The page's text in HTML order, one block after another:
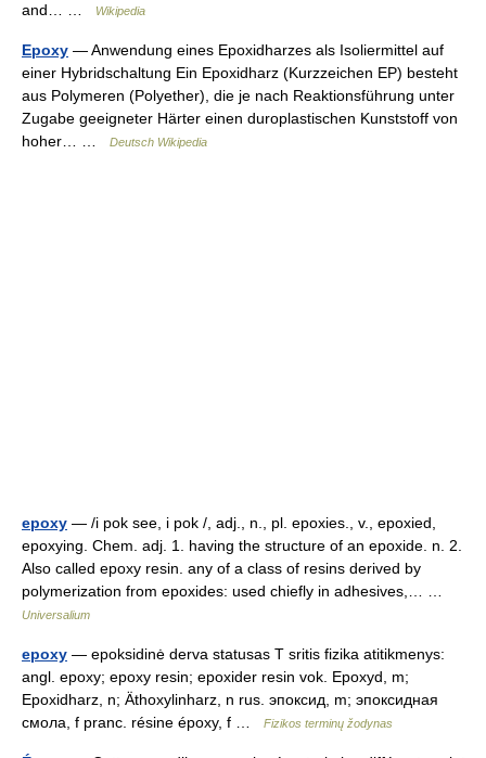
and… …
Wikipedia
Epoxy — Anwendung eines Epoxidharzes als Isoliermittel auf
einer Hybridschaltung Ein Epoxidharz (Kurzzeichen EP) besteht
aus Polymeren (Polyether), die je nach Reaktionsführung unter
Zugabe geeigneter Härter einen duroplastischen Kunststoff von
hoher… …
Deutsch Wikipedia
epoxy — /i pok see, i pok /, adj., n., pl. epoxies., v., epoxied,
epoxying. Chem. adj. 1. having the structure of an epoxide. n. 2.
Also called epoxy resin. any of a class of resins derived by
polymerization from epoxides: used chiefly in adhesives,… …
Universalium
epoxy — epoksidinė derva statusas T sritis fizika atitikmenys:
angl. epoxy; epoxy resin; epoxider resin vok. Epoxyd, m;
Epoxidharz, n; Äthoxylinharz, n rus. эпоксид, m; эпоксидная
смола, f pranc. résine époxy, f …
Fizikos terminų žodynas